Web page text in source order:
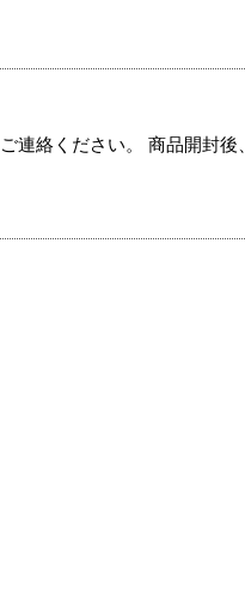
連絡ください。 商品開封